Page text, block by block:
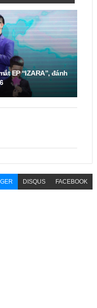
EP “IZARA”, đánh
DISQUS FACEBOOK